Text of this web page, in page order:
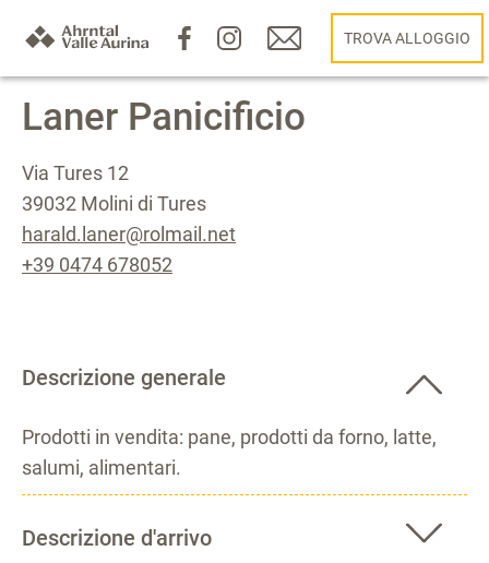
TROVA ALLOGGIO
Laner Panicificio
Via Tures 12
39032 Molini di Tures
harald.laner@rolmail.net
+39 0474 678052
Descrizione generale
Prodotti in vendita: pane, prodotti da forno, latte,
salumi, alimentari.
Descrizione d'arrivo